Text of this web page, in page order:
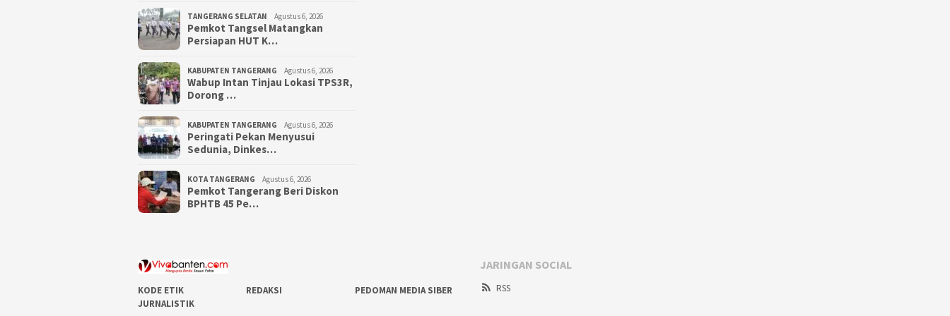
TANGERANG SELATAN Agustus 6, 2026
Pemkot Tangsel Matangkan
Persiapan HUT K…
KABUPATEN TANGERANG Agustus 6, 2026
Wabup Intan Tinjau Lokasi TPS3R,
Dorong …
KABUPATEN TANGERANG Agustus 6, 2026
Peringati Pekan Menyusui
Sedunia, Dinkes…
KOTA TANGERANG Agustus 6, 2026
Pemkot Tangerang Beri Diskon
BPHTB 45 Pe…
KODE ETIK
JURNALISTIK
REDAKSI PEDOMAN MEDIA SIBER
JARINGAN SOCIAL
RSS